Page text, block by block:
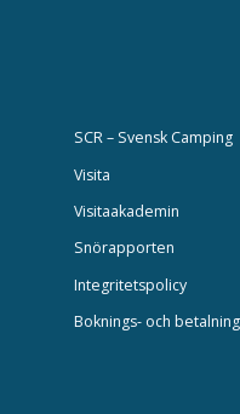
SCR – Svensk Camping
Visita
Visitaakademin
Snörapporten
Integritetspolicy
Boknings- och